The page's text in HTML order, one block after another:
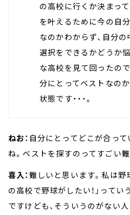
の高校に行くか決まっ
を叶えるために今の自
なのかわからず、自分の
選択をできるかどうか
な高校を見て回ったの
分にとってベストなの
状態です・・・。
ねお： 自分にとってどこが合っ
ね。ベストを探すのってすごい難
喜入：難しいと思います。私は野
の高校で野球がしたい！」って
ですけども、そういうのがない